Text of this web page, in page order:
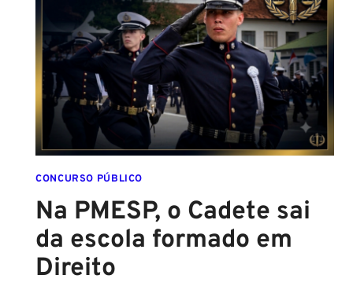
CONCURSO PÚBLICO
Na PMESP, o Cadete sai
da escola formado em
Direito